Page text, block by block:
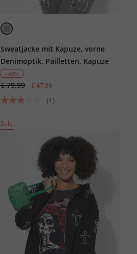
Sweatjacke mit Kapuze, vorne
Denimoptik, Pailletten, Kapuze
- 40%
€ 79,99 € 47,99
(1)
Sale